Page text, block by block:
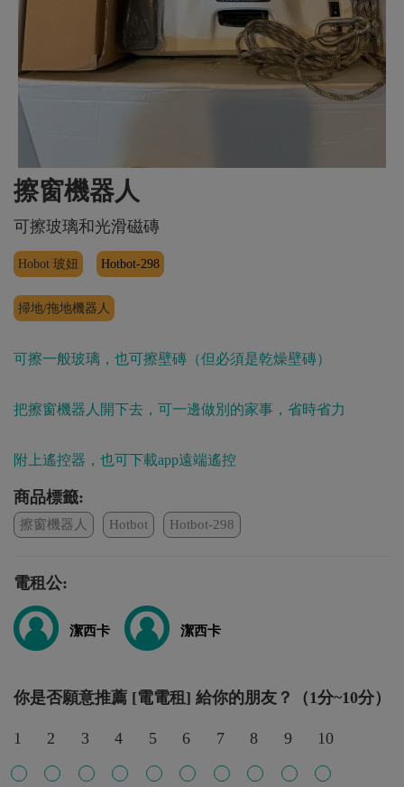
擦窗機器人
可擦玻璃和光滑磁磚
Hobot 玻妞 Hotbot-298
掃地/拖地機器人
可擦一般玻璃，也可擦壁磚（但必須是乾燥壁磚）
把擦窗機器人開下去，可一邊做別的家事，省時省力
附上遙控器，也可下載app遠端遙控
商品標籤:
擦窗機器人 Hotbot Hotbot-298
電租公:
潔西卡 潔西卡
你是否願意推薦 [電電租] 給你的朋友？（1分~10分）
1 2 3 4 5 6 7 8 9 10